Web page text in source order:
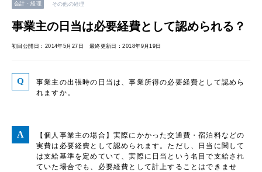
会計・経理 その他の経理
事業主の日当は必要経費として認められる？
初回公開日：2014年5月27日 最終更新日：2018年9月19日
事業主の出張時の日当は、事業所得の必要経費として認めら
れますか。
【個人事業主の場合】実際にかかった交通費・宿泊料などの
実費は必要経費として認められます。ただし、日当に関して
は支給基準を定めていて、実際に日当という名目で支給され
ていた場合でも、必要経費として計上することはできませ